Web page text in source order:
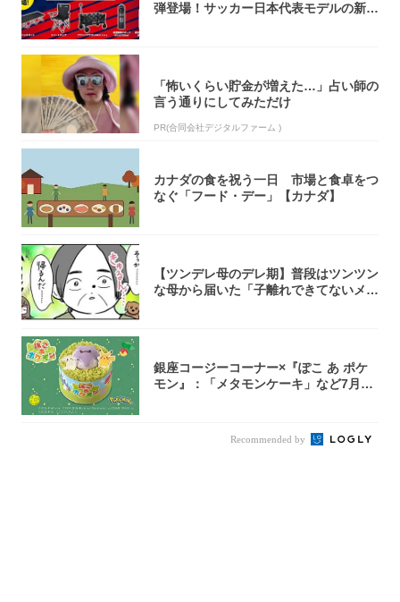
弾登場！サッカー日本代表モデルの新作
「怖いくらい貯金が増えた…」占い師の
言う通りにしてみただけ
PR(合同会社デジタルファーム )
カナダの食を祝う一日 市場と食卓をつ
なぐ「フード・デー」【カナダ】
【ツンデレ母のデレ期】普段はツンツン
な母から届いた「子離れできてないメー
銀座コージーコーナー×『ぽこ あ ポケ
モン』：「メタモンケーキ」など7月31
Recommended by